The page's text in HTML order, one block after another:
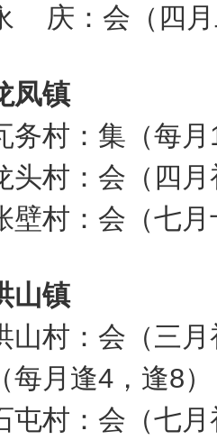
庆：会（四月
凤镇
务村：集（每
头村：会（四
壁村：会（七
山镇
山村：会（三
（每月逢4，逢8）
屯村：会（七